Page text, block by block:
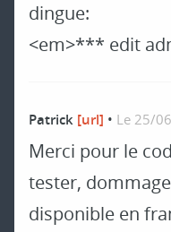
dingue:
<em>*** edit
Patrick [url] • Le 25/
Merci pour le
tester,
disponible en